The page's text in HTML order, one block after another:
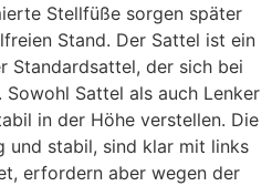
Stellfüße sorgen später
Stand. Der Sattel ist ein
Standardsattel, der sich bei
Sattel als auch Lenker
in der Höhe verstellen. Die
und stabil, sind klar mit links
erfordern aber wegen der